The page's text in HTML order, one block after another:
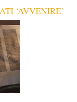
‘AVVENIRE’